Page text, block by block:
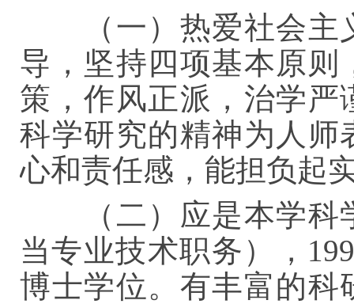
（一）热爱社会
导，坚持四项基本原则
策，作风正派，治学严
科学研究的精神为人师
心和责任感，能担负起
（二）应是本学
当专业技术职务），
博士学位。有丰富的科